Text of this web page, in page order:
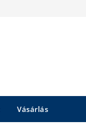
Vásárlás